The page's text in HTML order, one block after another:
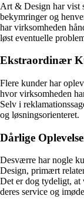
Art & Design har vist
bekymringer og
har virksomheden
løst eventuelle
Ekstraordinær
Flere kunder har
hvor virksomheden
Selv i
og løsningsorienteret.
Dårlige
Desværre har nogle
Design, primært
Det er dog tydeligt, at
deres service og